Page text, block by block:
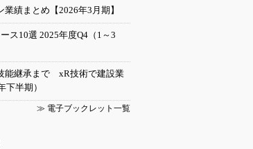
績まとめ【2026年3月期】
ス10選 2025年度Q4（1～3
能継承まで xR技術で建設業
下半期）
≫ 電子ブックレット一覧